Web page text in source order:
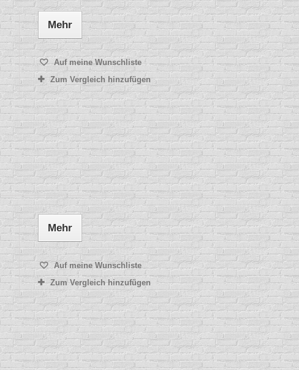
Mehr
Auf meine Wunschliste
Zum Vergleich hinzufügen
Mehr
Auf meine Wunschliste
Zum Vergleich hinzufügen